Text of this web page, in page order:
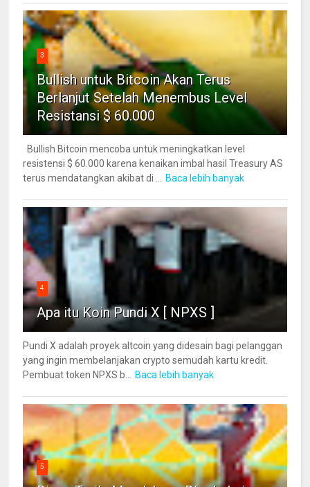
3
Bullish untuk Bitcoin Akan Terus
Berlanjut Setelah Menembus Level
Resistansi $ 60.000
Bullish Bitcoin mencoba untuk meningkatkan level
resistensi $ 60.000 karena kenaikan imbal hasil Treasury AS
terus mendatangkan akibat di ...
Baca lebih banyak
4
Apa itu Koin Pundi X [ NPXS ]
Pundi X adalah proyek altcoin yang didesain bagi pelanggan
yang ingin membelanjakan crypto semudah kartu kredit.
Pembuat token NPXS b...
Baca lebih banyak
5